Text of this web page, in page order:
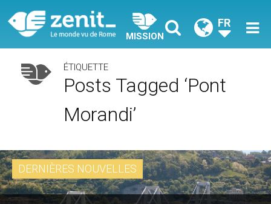
MISSION
FR
ÉTIQUETTE
Posts Tagged ‘Pont
Morandi’
DERNIÈRES NOUVELLES